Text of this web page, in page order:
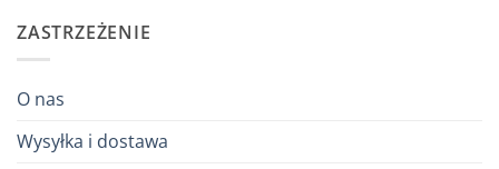
ZASTRZEŻENIE
O nas
Wysyłka i dostawa